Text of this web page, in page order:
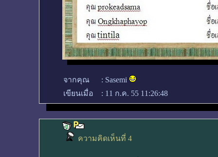
จากคุณ : Sasemi
เขียนเมื่อ
: 11 ก.ค. 55 11:26:48
ความคิดเห็นที่ 4